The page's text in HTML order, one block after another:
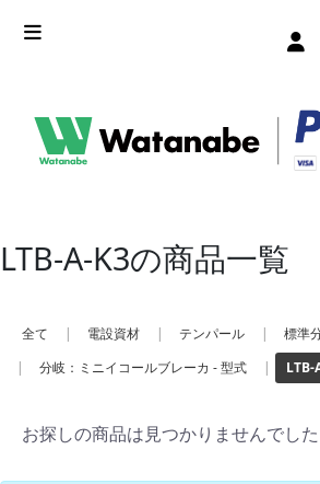
LTB-A-K3の商品一覧
全て | 電設資材 | テンパール | 標準
|
分岐：ミニイコールブレーカ - 型式 | LTB-
お探しの商品は見つかりませんでした